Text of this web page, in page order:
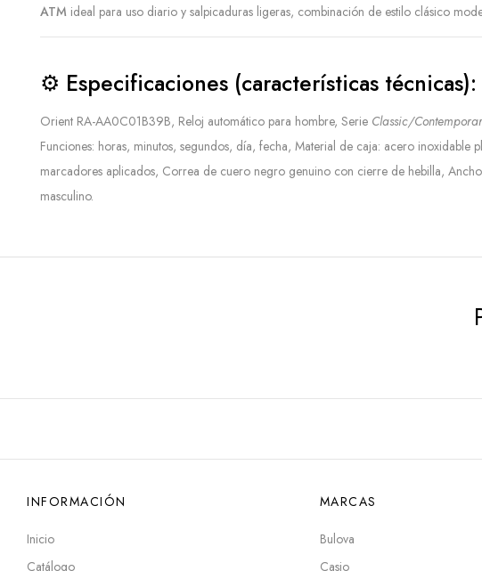
ATM ideal para uso diario y salpicaduras ligeras, combinación de estilo clásico
⚙️ Especificaciones (características técnicas):
Orient RA-AA0C01B39B, Reloj automático para hombre, Serie Classic/
Funciones: horas, minutos, segundos, día, fecha, Material de caja: acero inoxidable
marcadores aplicados, Correa de cuero negro genuino con cierre de hebilla,
masculino.
INFORMACIÓN
Inicio
Catálogo
MARCAS
Bulova
Casio